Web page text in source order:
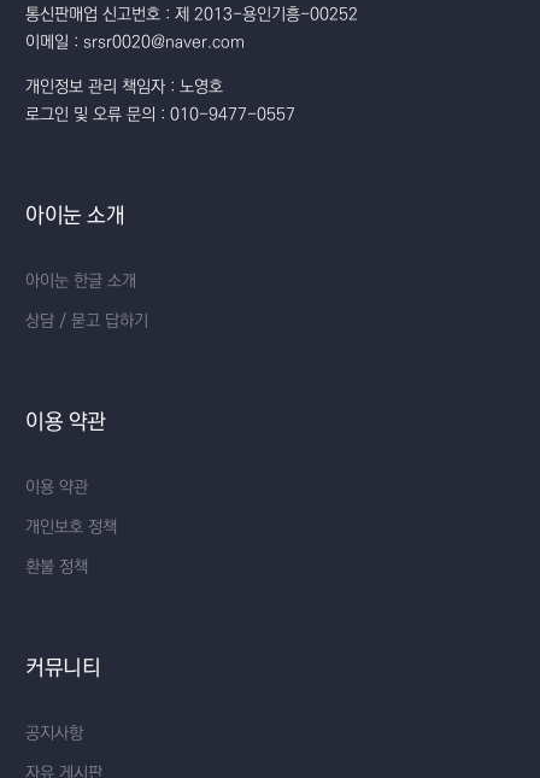
통신판매업 신고번호 : 제 2013-용인기흥-00252
이메일 : srsr0020@naver.com
개인정보 관리 책임자 : 노영호
로그인 및 오류 문의 : 010-9477-0557
아이눈 소개
아이눈 한글 소개
상담 / 묻고 답하기
이용 약관
이용 약관
개인보호 정책
환불 정책
커뮤니티
공지사항
자유 게시판